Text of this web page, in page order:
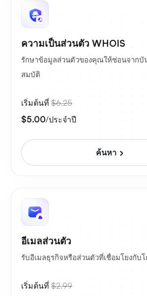
ความเป็นส่วนตัว WHOIS
รักษาข้อมูลส่วนตัวของคุณให้ซ่อนจาก
สมบัติ
เริ่มต้นที่ $6.25
$5.00/ประจำปี
ค้นหา
อีเมลส่วนตัว
รับอีเมลธุรกิจหรือส่วนตัวที่เชื่อมโยงกับ
เริ่มต้นที่ $2.99